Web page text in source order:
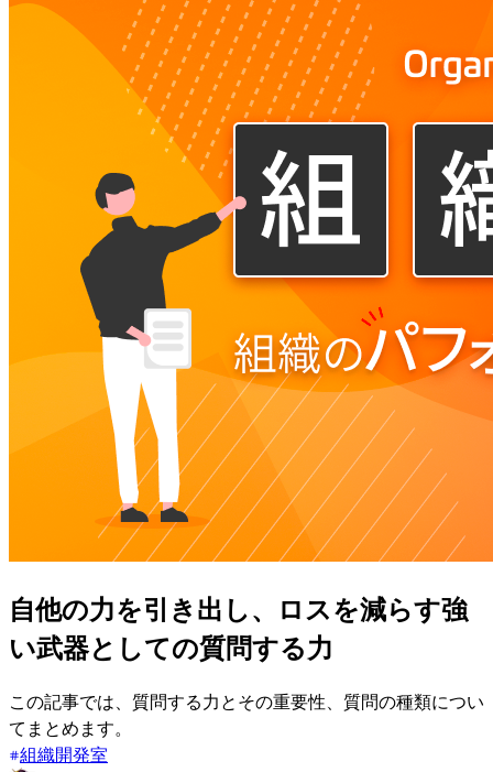
自他の力を引き出し、ロスを減らす強
い武器としての質問する力
この記事では、質問する力とその重要性、質問の種類につい
てまとめます。
組織開発室